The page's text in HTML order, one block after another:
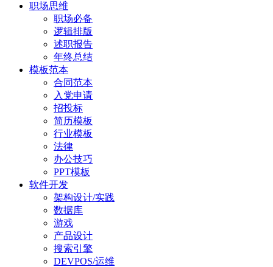
职场思维
职场必备
逻辑排版
述职报告
年终总结
模板范本
合同范本
入党申请
招投标
简历模板
行业模板
法律
办公技巧
PPT模板
软件开发
架构设计/实践
数据库
游戏
产品设计
搜索引擎
DEVPOS/运维